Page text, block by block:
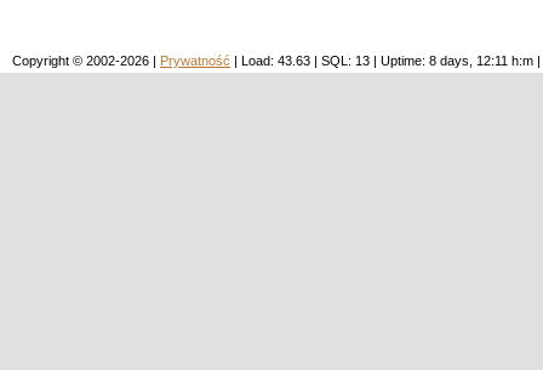
Copyright © 2002-2026 | Prywatność | Load: 43.63 | SQL: 13 | Uptime: 8 days, 12:11